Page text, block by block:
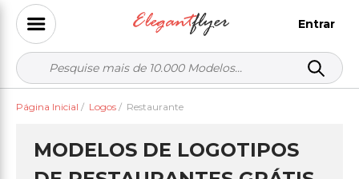
Entrar
Página Inicial / Logos / Restaurante
MODELOS DE LOGOTIPOS